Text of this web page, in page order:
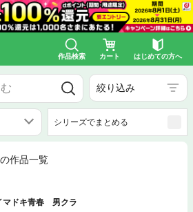
作品検索 カート はじめての方へ
絞り込み
シリーズでまとめる
の作品一覧
マドキ青春 男クラ